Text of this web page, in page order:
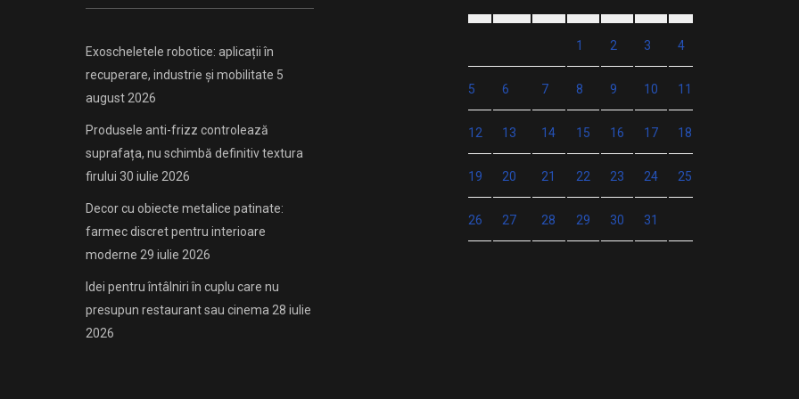
Exoscheletele robotice: aplicații în
recuperare, industrie și mobilitate 5
august 2026
Produsele anti-frizz controlează
suprafața, nu schimbă definitiv textura
firului 30 iulie 2026
Decor cu obiecte metalice patinate:
farmec discret pentru interioare
moderne 29 iulie 2026
Idei pentru întâlniri în cuplu care nu
presupun restaurant sau cinema28 iulie
2026
1 2 3 4
5 6 7 8 9 10 11
12 13 14 15 16 17 18
19 20 21 22 23 24 25
26 27 28 29 30 31